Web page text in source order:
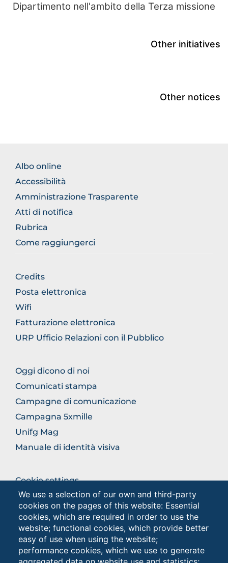
We use a selection of our own and third-party
cookies on the pages of this website: Essential
cookies, which are required in order to use the
website; functional cookies, which provide better
easy of use when using the website;
performance cookies, which we use to generate
Dipartimento nell'ambito della Terza missione
Other initiatives
Other notices
BROWSE
THE
SECTION
Albo online
Accessibilità
Amministrazione Trasparente
Atti di notifica
Rubrica
Come raggiungerci
BROWSE
THE
SECTION
Credits
Posta elettronica
Wifi
Fatturazione elettronica
URP Ufficio Relazioni con il Pubblico
BROWSE
THE
SECTION
Oggi dicono di noi
Comunicati stampa
Campagne di comunicazione
Campagna 5xmille
Unifg Mag
Manuale di identità visiva
BROWSE
THE
SECTION
Cookie settings
Privacy
Privacy - Studenti
Browse
the